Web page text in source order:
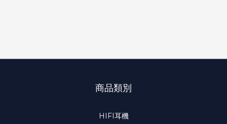
商品類別
HIFI耳機